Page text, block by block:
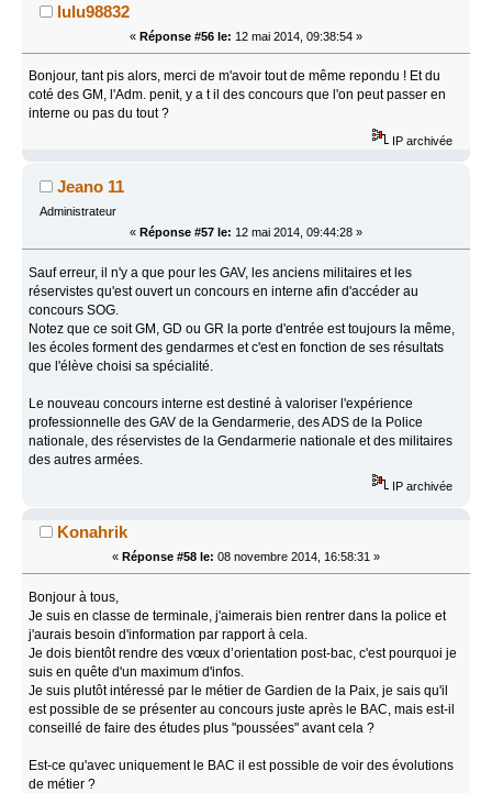
lulu98832
« Réponse #56 le: 12 mai 2014, 09:38:54 »
Bonjour, tant pis alors, merci de m'avoir tout de même repondu ! Et du
coté des GM, l'Adm. penit, y a t il des concours que l'on peut passer en
interne ou pas du tout ?
IP archivée
Jeano 11
Administrateur
« Réponse #57 le: 12 mai 2014, 09:44:28 »
Sauf erreur, il n'y a que pour les GAV, les anciens militaires et les
réservistes qu'est ouvert un concours en interne afin d'accéder au
concours SOG.
Notez que ce soit GM, GD ou GR la porte d'entrée est toujours la même,
les écoles forment des gendarmes et c'est en fonction de ses résultats
que l'élève choisi sa spécialité.
Le nouveau concours interne est destiné à valoriser l'expérience
professionnelle des GAV de la Gendarmerie, des ADS de la Police
nationale, des réservistes de la Gendarmerie nationale et des militaires
des autres armées.
IP archivée
Konahrik
« Réponse #58 le: 08 novembre 2014, 16:58:31 »
Bonjour à tous,
Je suis en classe de terminale, j'aimerais bien rentrer dans la police et
j'aurais besoin d'information par rapport à cela.
Je dois bientôt rendre des vœux d’orientation post-bac, c'est pourquoi je
suis en quête d'un maximum d'infos.
Je suis plutôt intéressé par le métier de Gardien de la Paix, je sais qu'il
est possible de se présenter au concours juste après le BAC, mais est-il
conseillé de faire des études plus "poussées" avant cela ?
Est-ce qu'avec uniquement le BAC il est possible de voir des évolutions
de métier ?